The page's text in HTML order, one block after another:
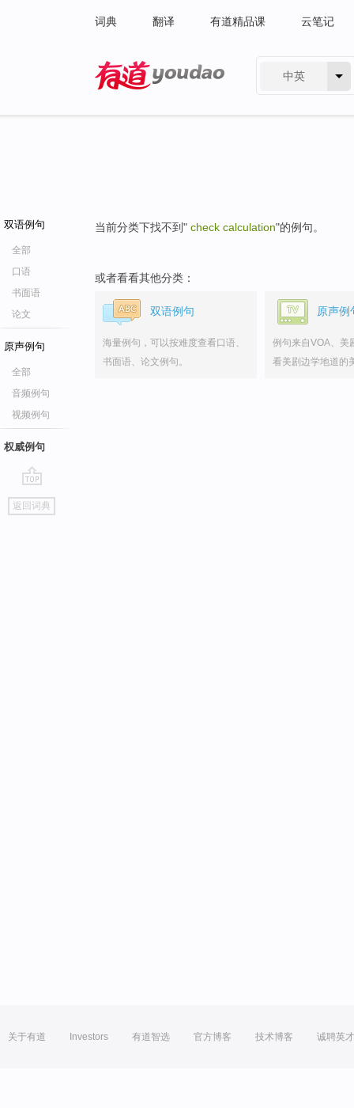
词典 翻译 有道精品课 云笔记
中英
双语例句
全部
口语
书面语
论文
原声例句
全部
音频例句
视频例句
权威例句
go
top
返回词典
当前分类下找不到" check calculation"的例句。
或者看看其他分类：
双语例句
海量例句，可以按难度查看口语、
书面语、论文例句。
原声例
例句来自VOA、美
看美剧边学地道的
关于有道 Investors 有道智选 官方博客 技术博客 诚聘英才